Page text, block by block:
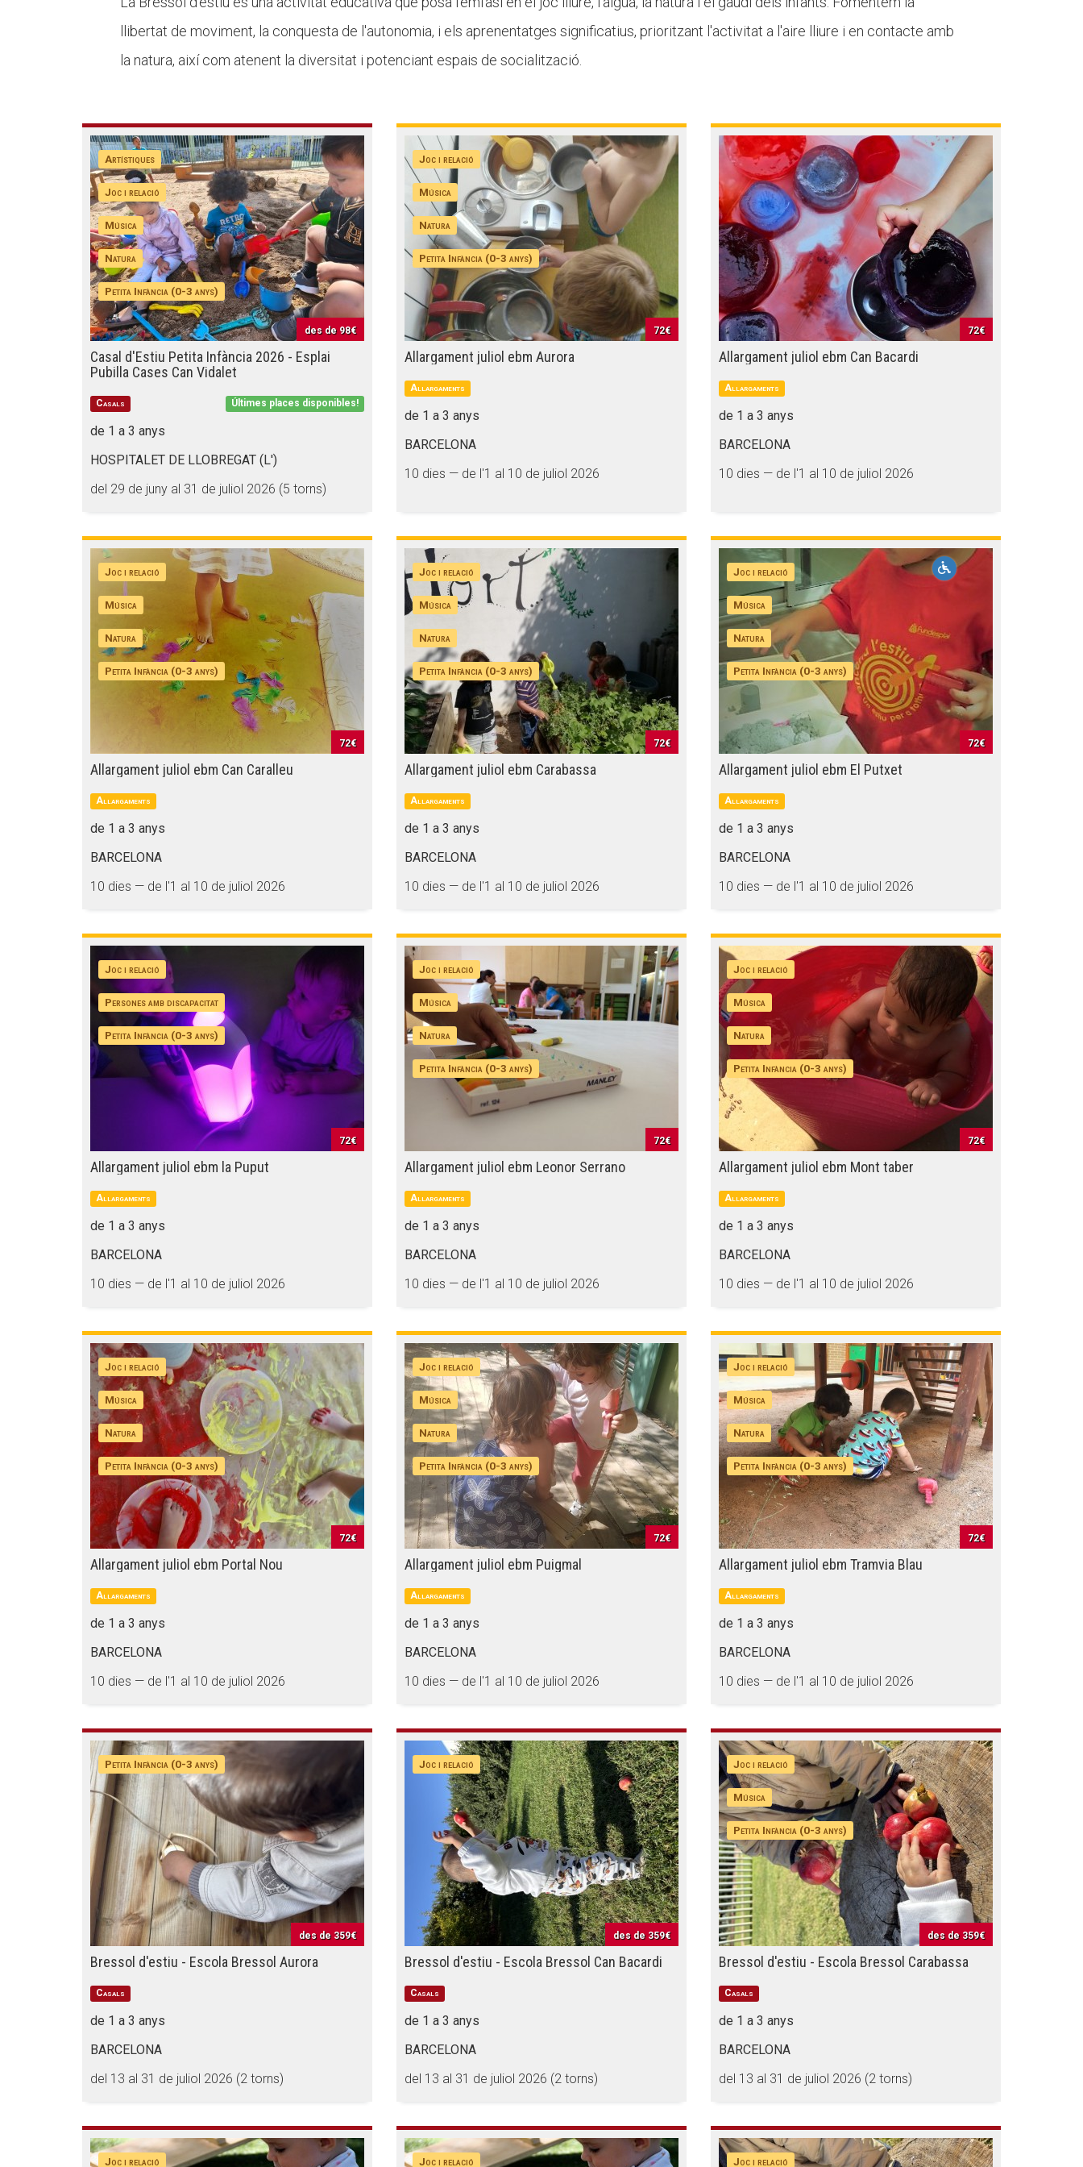
llibertat de moviment, la conquesta de l'autonomia, i els aprenentatges significatius, prioritzant l'activitat a l'aire lliure i en contacte amb
la natura, així com atenent la diversitat i potenciant espais de socialització.
Artístiques
Joc i relació
Música
Natura
Petita Infància (0-3 anys)
des de 98€
Casal d'Estiu Petita Infància 2026 - Esplai
Pubilla Cases Can Vidalet
Últimes places disponibles!
Casals
de 1 a 3 anys
HOSPITALET DE LLOBREGAT (L')
del 29 de juny al 31 de juliol 2026 (5 torns)
Joc i relació
Música
Natura
Petita Infància (0-3 anys)
72€
Allargament juliol ebm Aurora
Allargaments
de 1 a 3 anys
BARCELONA
10 dies — de l'1 al 10 de juliol 2026
72€
Allargament juliol ebm Can Bacardi
Allargaments
de 1 a 3 anys
BARCELONA
10 dies — de l'1 al 10 de juliol 2026
Joc i relació
Música
Natura
Petita Infància (0-3 anys)
72€
Allargament juliol ebm Can Caralleu
Allargaments
de 1 a 3 anys
BARCELONA
10 dies — de l'1 al 10 de juliol 2026
Joc i relació
Música
Natura
Petita Infància (0-3 anys)
72€
Allargament juliol ebm Carabassa
Allargaments
de 1 a 3 anys
BARCELONA
10 dies — de l'1 al 10 de juliol 2026
Joc i relació
Música
Natura
Petita Infància (0-3 anys)
72€
Allargament juliol ebm El Putxet
Allargaments
de 1 a 3 anys
BARCELONA
10 dies — de l'1 al 10 de juliol 2026
Joc i relació
Persones amb discapacitat
Petita Infància (0-3 anys)
72€
Allargament juliol ebm la Puput
Allargaments
de 1 a 3 anys
BARCELONA
10 dies — de l'1 al 10 de juliol 2026
Joc i relació
Música
Natura
Petita Infància (0-3 anys)
72€
Allargament juliol ebm Leonor Serrano
Allargaments
de 1 a 3 anys
BARCELONA
10 dies — de l'1 al 10 de juliol 2026
Joc i relació
Música
Natura
Petita Infància (0-3 anys)
72€
Allargament juliol ebm Mont taber
Allargaments
de 1 a 3 anys
BARCELONA
10 dies — de l'1 al 10 de juliol 2026
Joc i relació
Música
Natura
Petita Infància (0-3 anys)
72€
Allargament juliol ebm Portal Nou
Allargaments
de 1 a 3 anys
BARCELONA
10 dies — de l'1 al 10 de juliol 2026
Joc i relació
Música
Natura
Petita Infància (0-3 anys)
72€
Allargament juliol ebm Puigmal
Allargaments
de 1 a 3 anys
BARCELONA
10 dies — de l'1 al 10 de juliol 2026
Joc i relació
Música
Natura
Petita Infància (0-3 anys)
72€
Allargament juliol ebm Tramvia Blau
Allargaments
de 1 a 3 anys
BARCELONA
10 dies — de l'1 al 10 de juliol 2026
Petita Infància (0-3 anys)
des de 359€
Bressol d'estiu - Escola Bressol Aurora
Casals
de 1 a 3 anys
BARCELONA
del 13 al 31 de juliol 2026 (2 torns)
Joc i relació
des de 359€
Bressol d'estiu - Escola Bressol Can Bacardi
Casals
de 1 a 3 anys
BARCELONA
del 13 al 31 de juliol 2026 (2 torns)
Joc i relació
Música
Petita Infància (0-3 anys)
des de 359€
Bressol d'estiu - Escola Bressol Carabassa
Casals
de 1 a 3 anys
BARCELONA
del 13 al 31 de juliol 2026 (2 torns)
Joc i relació Joc i relació Joc i relació